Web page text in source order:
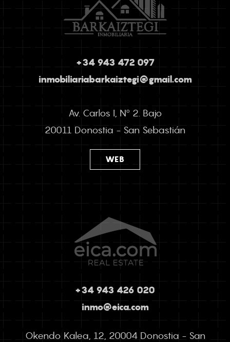
+34 943 472 097
inmobiliariabarkaiztegi@gmail.com
Av. Carlos I, Nº 2. Bajo
20011 Donostia - San Sebastián
WEB
+34 943 426 020
inmo@eica.com
Okendo Kalea, 12, 20004 Donostia - San